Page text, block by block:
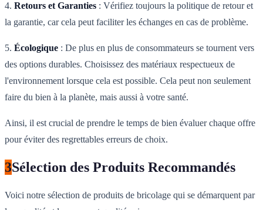
4. Retours et Garanties : Vérifiez toujours la politique de retour et
la garantie, car cela peut faciliter les échanges en cas de problème.
5. Écologique : De plus en plus de consommateurs se tournent vers
des options durables. Choisissez des matériaux respectueux de
l'environnement lorsque cela est possible. Cela peut non seulement
faire du bien à la planète, mais aussi à votre santé.
Ainsi, il est crucial de prendre le temps de bien évaluer chaque offre
pour éviter des regrettables erreurs de choix.
3Sélection des Produits Recommandés
Voici notre sélection de produits de bricolage qui se démarquent par